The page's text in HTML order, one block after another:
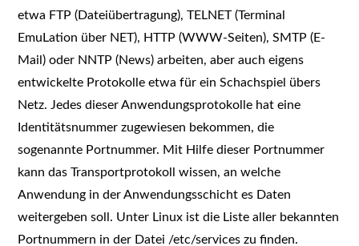
etwa FTP (Dateiübertragung), TELNET (Terminal
EmuLation über NET), HTTP (WWW-Seiten), SMTP (E-
Mail) oder NNTP (News) arbeiten, aber auch eigens
entwickelte Protokolle etwa für ein Schachspiel übers
Netz. Jedes dieser Anwendungsprotokolle hat eine
Identitätsnummer zugewiesen bekommen, die
sogenannte Portnummer. Mit Hilfe dieser Portnummer
kann das Transportprotokoll wissen, an welche
Anwendung in der Anwendungsschicht es Daten
weitergeben soll. Unter Linux ist die Liste aller bekannten
Portnummern in der Datei /etc/services zu finden.